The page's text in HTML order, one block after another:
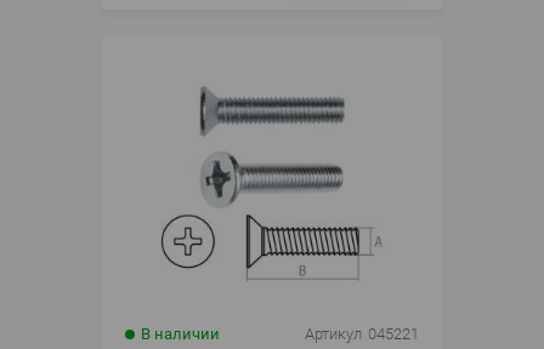
В наличии Артикул 045221